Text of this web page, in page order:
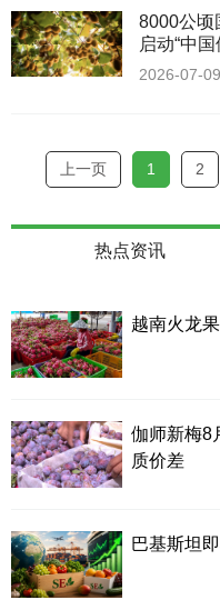
8000公顷
启动“中
2026-07-09
上一页 1 2
热点资讯
越南火龙
伽师新梅8
质价差
巴基斯坦